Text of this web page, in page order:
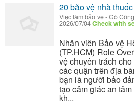
20 bảo vệ nhà
Việc làm bảo vệ-Gò
2026/07/04Check with
Nhân viên Bảo vệ
(TP.HCM) Role
vệ chuyên trách
các quận trên địa
bạn là người bảo
tạo cảm giác an
kh...